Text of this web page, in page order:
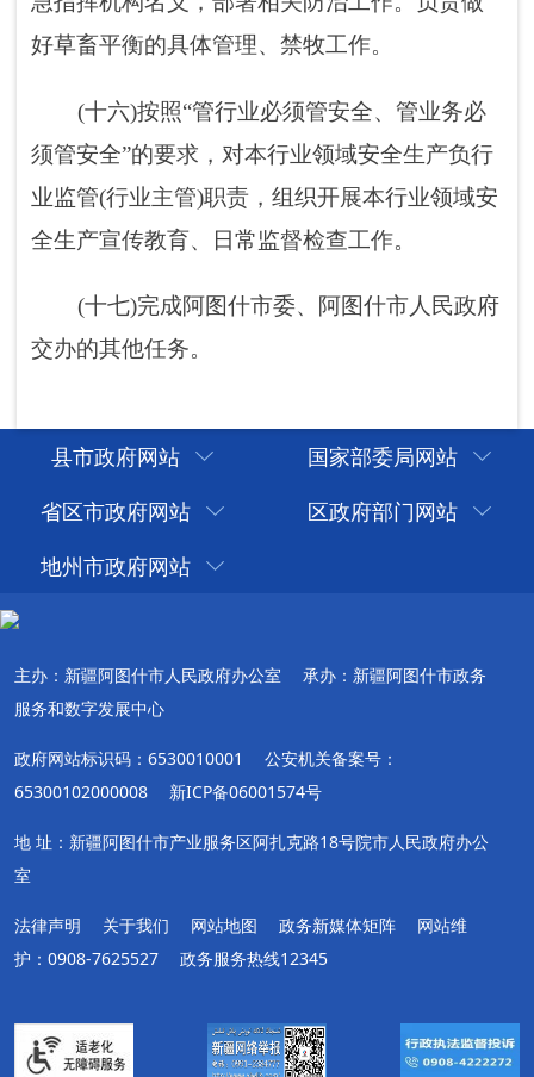
县市政府网站
国家部委局网站
省区市政府网站
区政府部门网站
地州市政府网站
主办：新疆阿图什市人民政府办公室
承办：新疆阿图什市政务
服务和数字发展中心
政府网站标识码：6530010001
公安机关备案号：
65300102000008
新ICP备06001574号
地 址：新疆阿图什市产业服务区阿扎克路18号院市人民政府办公
室
法律声明 关于我们 网站地图 政务新媒体矩阵
网站维
护：0908-7625527
政务服务热线12345